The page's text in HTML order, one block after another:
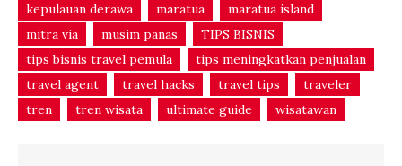
kepulauan derawa
maratua
maratua island
mitra via
musim panas
TIPS BISNIS
tips bisnis travel pemula
tips meningkatkan penjualan
travel agent
travel hacks travel tips
traveler
tren
tren wisata ultimate guide wisatawan